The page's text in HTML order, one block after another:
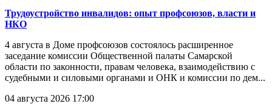
Трудоустройство инвалидов: опыт профсоюзов, власти и
НКО
4 августа в Доме профсоюзов состоялось расширенное
заседание комиссии Общественной палаты Самарской
области по законности, правам человека, взаимодействию с
судебными и силовыми органами и ОНК и комиссии по дем...
04 августа 2026 17:00